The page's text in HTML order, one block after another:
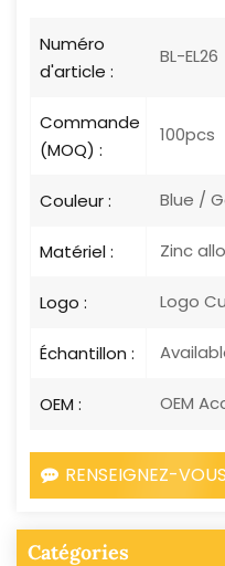
Numéro
d'article :
BL-EL26
Commande
(MOQ) :
100pcs
Couleur : Blue /
Matériel : Zinc
Logo : Logo
Échantillon :
OEM : OEM
RENSEIGNEZ-
Catégories